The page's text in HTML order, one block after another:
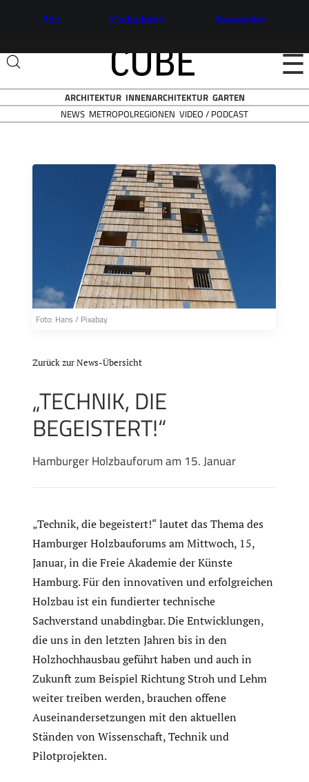
Abo Mediadaten Newsletter
☰
ARCHITEKTUR INNENARCHITEKTUR GARTEN
NEWS METROPOLREGIONEN VIDEO / PODCAST
Foto: Hans / Pixabay
Zurück zur News-Übersicht
„TECHNIK, DIE
BEGEISTERT!“
Hamburger Holzbauforum am 15. Januar
„Technik, die begeistert!“ lautet das Thema des
Hamburger Holzbauforums am Mittwoch, 15,
Januar, in die Freie Akademie der Künste
Hamburg. Für den innovativen und erfolgreichen
Holzbau ist ein fundierter technische
Sachverstand unabdingbar. Die Entwicklungen,
die uns in den letzten Jahren bis in den
Holzhochhausbau geführt haben und auch in
Zukunft zum Beispiel Richtung Stroh und Lehm
weiter treiben werden, brauchen offene
Auseinandersetzungen mit den aktuellen
Ständen von Wissenschaft, Technik und
Pilotprojekten.